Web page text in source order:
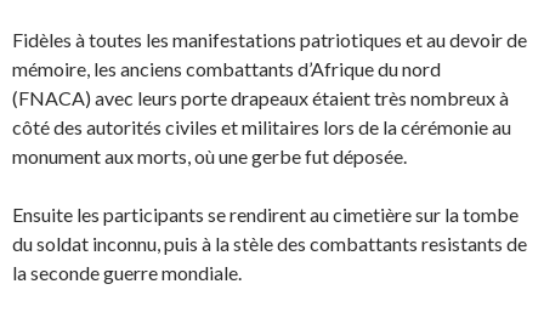
Fidèles à toutes les manifestations patriotiques et au devoir de
mémoire, les anciens combattants d’Afrique du nord
(FNACA) avec leurs porte drapeaux étaient très nombreux à
côté des autorités civiles etmilitaires lors de la cérémonie au
monument aux morts, où une gerbe fut déposée.
Ensuite les participants se rendirent au cimetière sur la tombe
du soldat inconnu, puis à la stèle des combattants resistants de
la seconde guerre mondiale.